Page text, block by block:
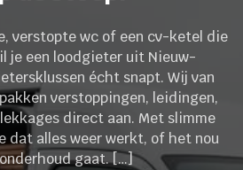
verstopte wc of een cv-ketel die
je een loodgieter uit Nieuw-
écht snapt. Wij van
verstoppingen, leidingen,
direct aan. Met slimme
dat alles weer werkt, of het nou
gaat. […]